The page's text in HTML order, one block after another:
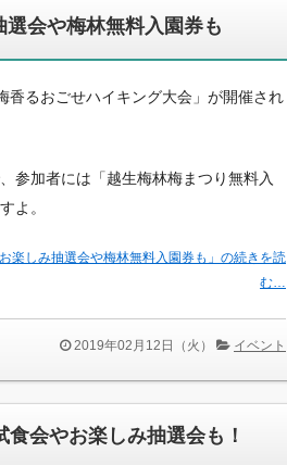
会や梅林無料入園券も
香るおごせハイキング大会」が開催され
参加者には「越生梅林梅まつり無料入
よ。
楽しみ抽選会や梅林無料入園券も」の続きを読
む…
2019年02月12日（火） イベント
会やお楽しみ抽選会も！